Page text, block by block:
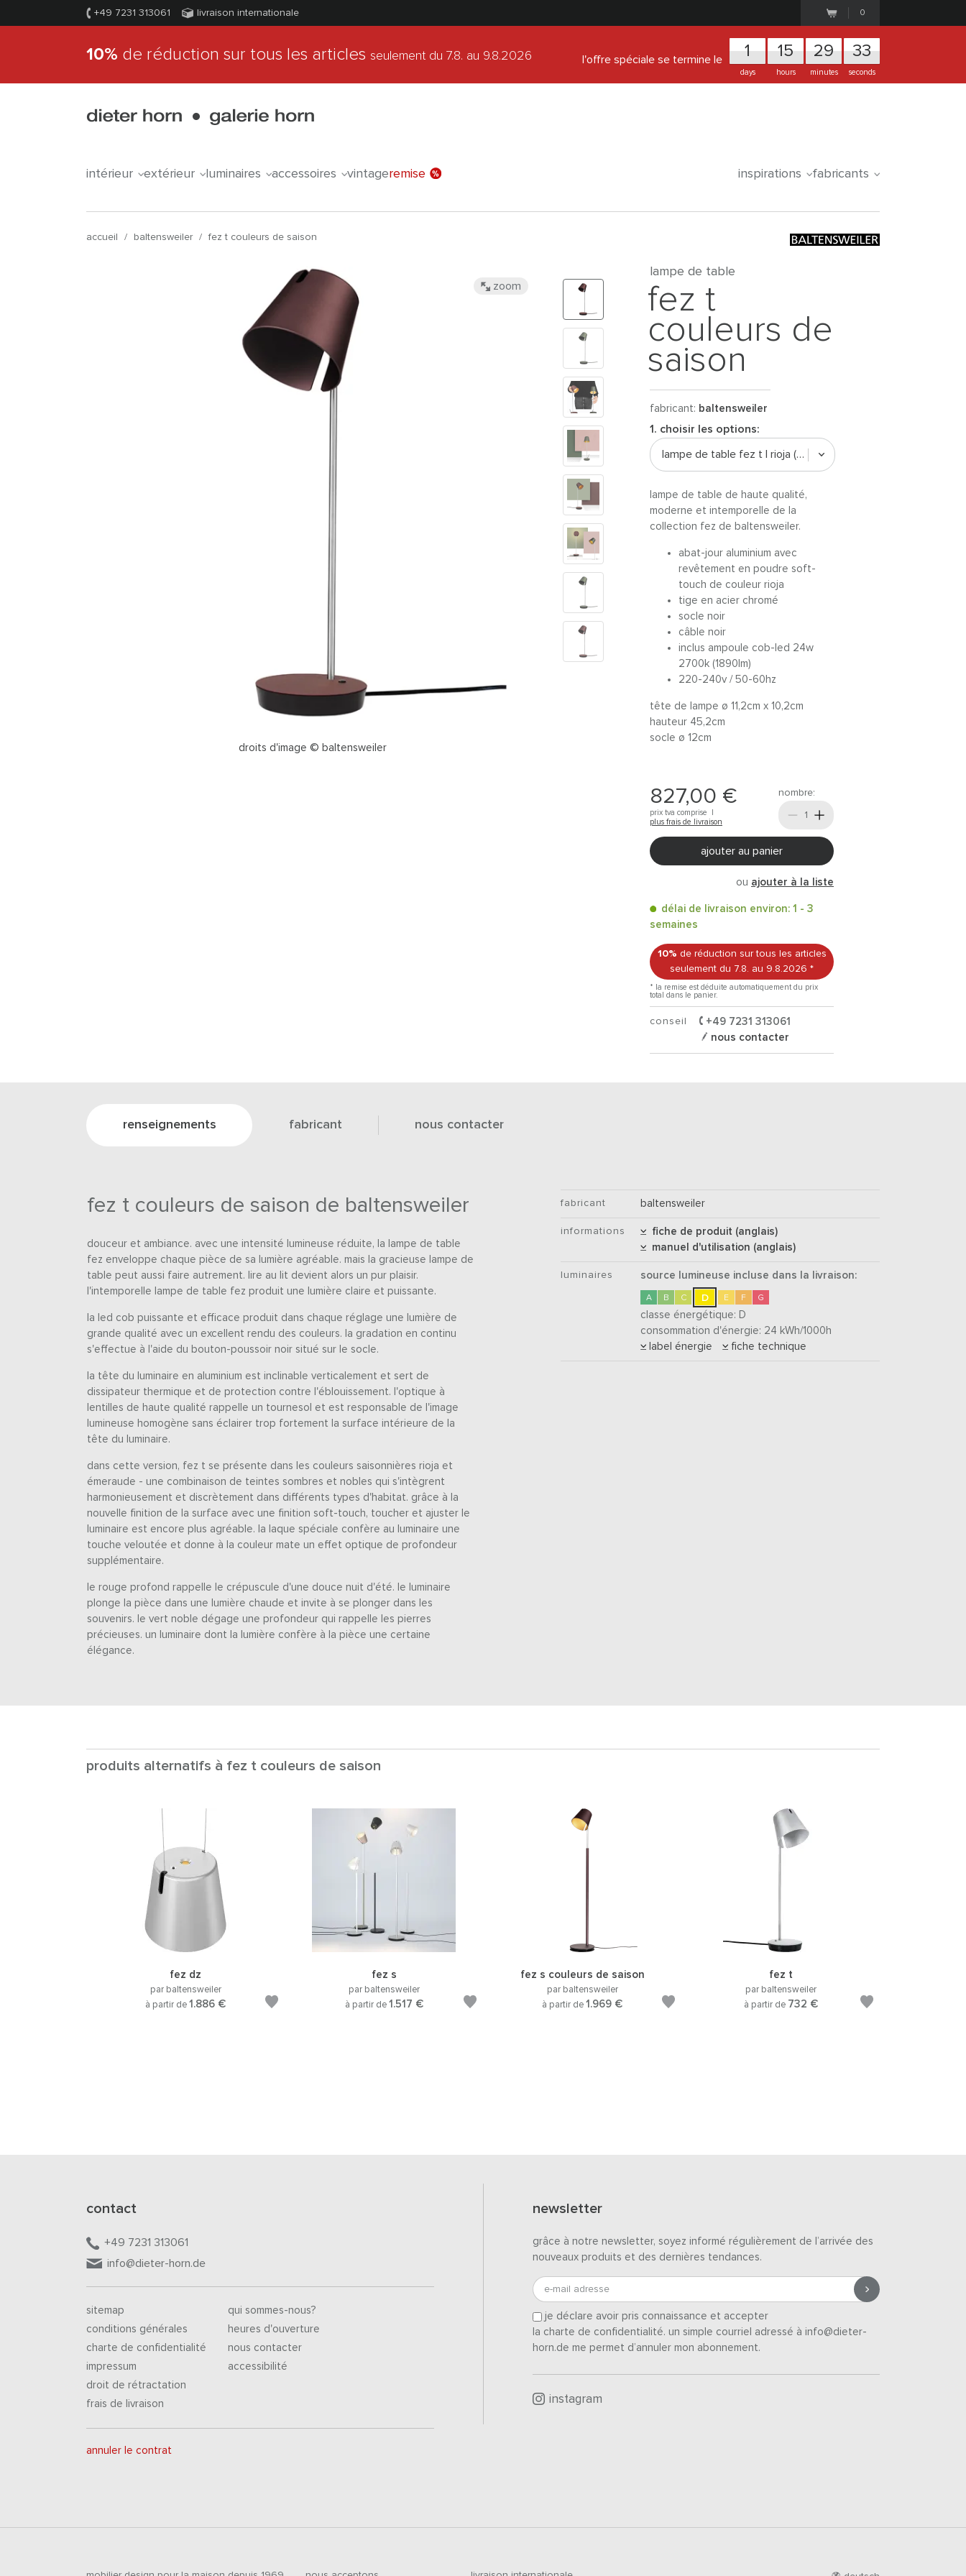
+49 7231 313061 livraison internationale 0
10% de réduction sur tous les articles seulement du 7.8. au 9.8.2026 l'offre spéciale se termine le 1
days
15
hours
29
minutes
33
seconds
intérieur extérieur luminaires accessoires vintageremise inspirations fabricants
accueil / baltensweiler / fez t couleurs de saison
droits d'image © baltensweiler
zoom
lampe de table
fez t
couleurs de
saison
fabricant: baltensweiler
1. choisir les options:
lampe de table fez t | rioja (2700k)
lampe de table de haute qualité,
moderne et intemporelle de la
collection fez de baltensweiler.
abat-jour aluminium avec
revêtement en poudre soft-
touch de couleur rioja
tige en acier chromé
socle noir
câble noir
inclus ampoule cob-led 24w
2700k (1890lm)
220-240v / 50-60hz
tête de lampe ø 11,2cm x 10,2cm
hauteur 45,2cm
socle ø 12cm
827,00 €
prix tva comprise |
plus frais de livraison
nombre:
ajouter au panier
ou ajouter à la liste
délai de livraison environ: 1 - 3
semaines
10% de réduction sur tous les articles
seulement du 7.8. au 9.8.2026 *
* la remise est déduite automatiquement du prix
total dans le panier.
conseil
+49 7231 313061
nous contacter
renseignements fabricant nous contacter
fez t couleurs de saison de baltensweiler
douceur et ambiance. avec une intensité lumineuse réduite, la lampe de table
fez enveloppe chaque pièce de sa lumière agréable. mais la gracieuse lampe de
table peut aussi faire autrement. lire au lit devient alors un pur plaisir.
l'intemporelle lampe de table fez produit une lumière claire et puissante.
la led cob puissante et efficace produit dans chaque réglage une lumière de
grande qualité avec un excellent rendu des couleurs. la gradation en continu
s'effectue à l'aide du bouton-poussoir noir situé sur le socle.
la tête du luminaire en aluminium est inclinable verticalement et sert de
dissipateur thermique et de protection contre l'éblouissement. l'optique à
lentilles de haute qualité rappelle un tournesol et est responsable de l'image
lumineuse homogène sans éclairer trop fortement la surface intérieure de la
tête du luminaire.
dans cette version, fez t se présente dans les couleurs saisonnières rioja et
émeraude - une combinaison de teintes sombres et nobles qui s'intègrent
harmonieusement et discrètement dans différents types d'habitat. grâce à la
nouvelle finition de la surface avec une finition soft-touch, toucher et ajuster le
luminaire est encore plus agréable. la laque spéciale confère au luminaire une
touche veloutée et donne à la couleur mate un effet optique de profondeur
supplémentaire.
le rouge profond rappelle le crépuscule d'une douce nuit d'été. le luminaire
plonge la pièce dans une lumière chaude et invite à se plonger dans les
souvenirs. le vert noble dégage une profondeur qui rappelle les pierres
précieuses. un luminaire dont la lumière confère à la pièce une certaine
élégance.
fabricant baltensweiler
informations
fiche de produit (anglais)
manuel d'utilisation (anglais)
luminaires source lumineuse incluse dans la livraison:
A B C D E F G
classe énergétique: D
consommation d'énergie: 24 kWh/1000h
label énergie
fiche technique
produits alternatifs à fez t couleurs de saison
fez dz
par baltensweiler
à partir de 1.886 €
fez s
par baltensweiler
à partir de 1.517 €
fez s couleurs de saison
par baltensweiler
à partir de 1.969 €
fez t
par baltensweiler
à partir de 732 €
contact
+49 7231 313061
info@dieter-horn.de
sitemap
conditions générales
charte de confidentialité
impressum
droit de rétractation
frais de livraison
qui sommes-nous?
heures d'ouverture
nous contacter
accessibilité
annuler le contrat
newsletter
grâce à notre newsletter, soyez informé régulièrement de l’arrivée des
nouveaux produits et des dernières tendances.
e-mail adresse
je déclare avoir pris connaissance et accepter
la charte de confidentialité. un simple courriel adressé à info@dieter-
horn.de me permet d’annuler mon abonnement.
instagram